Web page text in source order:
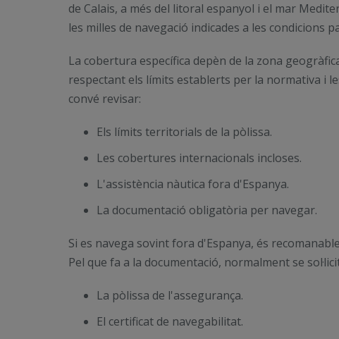
de Calais, a més del litoral espanyol i el mar
les milles de navegació indicades a les condicions
La cobertura específica depèn de la zona
respectant els límits establerts per la normativa i
convé revisar:
Els límits territorials de la pòlissa.
Les cobertures internacionals incloses.
L'assistència nàutica fora d'Espanya.
La documentació obligatòria per navegar.
Si es navega sovint fora d'Espanya, és
Pel que fa a la documentació, normalment se
La pòlissa de l'assegurança.
El certificat de navegabilitat.